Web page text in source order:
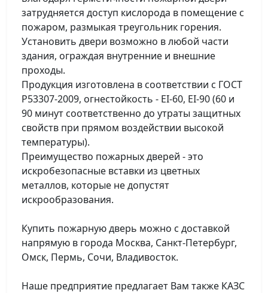
затрудняется доступ кислорода в помещение с
пожаром, размыкая треугольник горения.
Установить двери возможно в любой части
здания, ограждая внутренние и внешние
проходы.
Продукция изготовлена в соответствии с ГОСТ
Р53307-2009, огнестойкость - EI-60, EI-90 (60 и
90 минут соответственно до утраты защитных
свойств при прямом воздействии высокой
температуры).
Преимущество пожарных дверей - это
искробезопасные вставки из цветных
металлов, которые не допустят
искрообразования.
Купить пожарную дверь можно с доставкой
напрямую в города Москва, Санкт-Петербург,
Омск, Пермь, Сочи, Владивосток.
Наше предприятие предлагает Вам также КАЗС